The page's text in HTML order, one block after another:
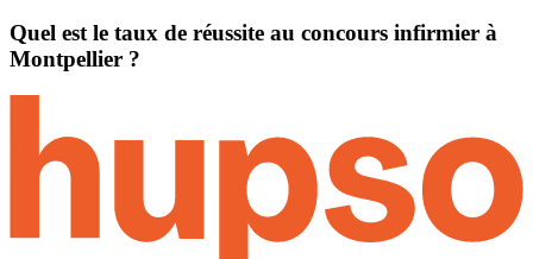
Quel est le taux de réussite au concours infirmier à
Montpellier ?